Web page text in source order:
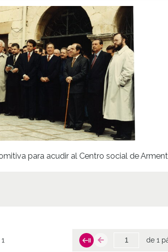
para acudir al Centro social de
de 1